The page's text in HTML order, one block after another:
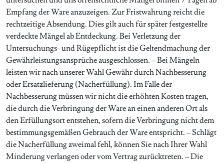
Empfang der Ware anzuzeigen. Zur Fristwahrung reicht die
rechtzeitige Absendung. Dies gilt auch für später festgestellte
verdeckte Mängel ab Entdeckung. Bei Verletzung der
Untersuchungs- und Rügepflicht ist die Geltendmachung der
Gewährleistungsansprüche ausgeschlossen. – Bei Mängeln
leisten wir nach unserer Wahl Gewähr durch Nachbesserung
oder Ersatzlieferung (Nacherfüllung). Im Falle der
Nachbesserung müssen wir nicht die erhöhten Kosten tragen,
die durch die Verbringung der Ware an einen anderen Ort als
den Erfüllungsort entstehen, sofern die Verbringung nicht dem
bestimmungsgemäßen Gebrauch der Ware entspricht. – Schlägt
die Nacherfüllung zweimal fehl, können Sie nach Ihrer Wahl
Minderung verlangen oder vom Vertrag zurücktreten. – Die